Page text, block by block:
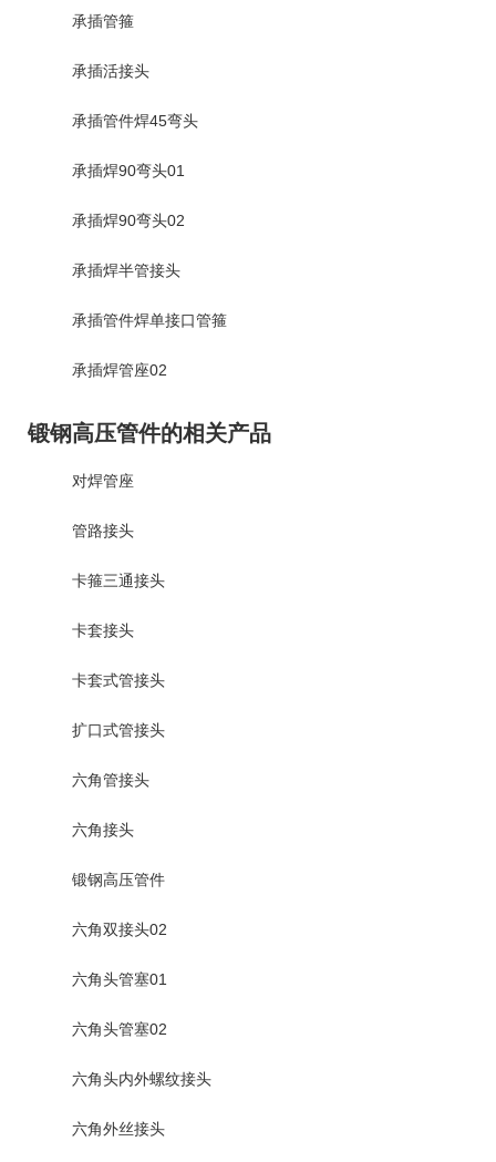
承插管箍
承插活接头
承插管件焊45弯头
承插焊90弯头01
承插焊90弯头02
承插焊半管接头
承插管件焊单接口管箍
承插焊管座02
锻钢高压管件的相关产品
对焊管座
管路接头
卡箍三通接头
卡套接头
卡套式管接头
扩口式管接头
六角管接头
六角接头
锻钢高压管件
六角双接头02
六角头管塞01
六角头管塞02
六角头内外螺纹接头
六角外丝接头